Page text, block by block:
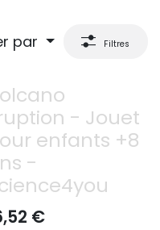
par Filtres
- Jouet
enfants +8
-
€